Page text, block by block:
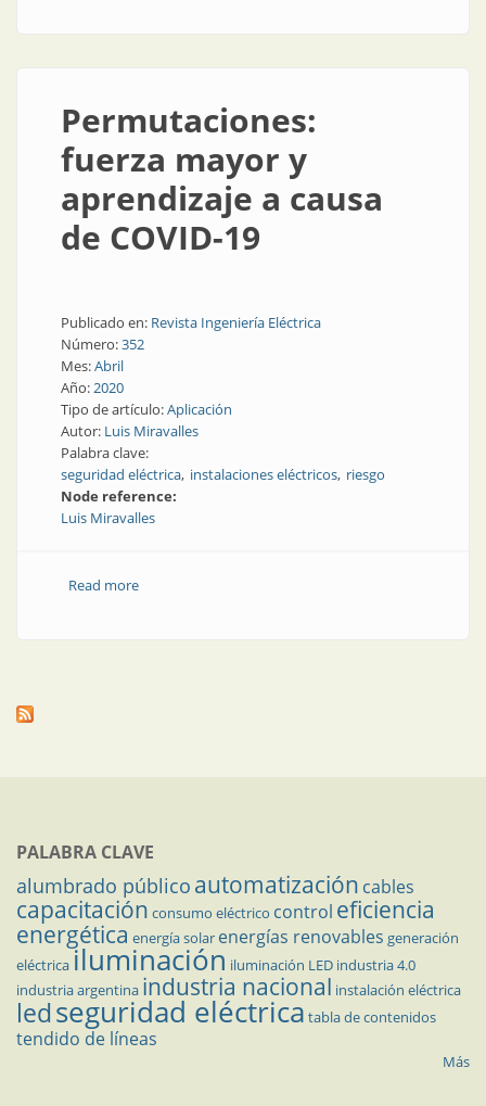
Permutaciones:
fuerza mayor y
aprendizaje a causa
de COVID-19
Publicado en: Revista Ingeniería Eléctrica
Número:352
Mes:Abril
Año:2020
Tipo de artículo:Aplicación
Autor: Luis Miravalles
Palabra clave:
seguridad eléctrica instalaciones eléctricos riesgo
Node reference:
Luis Miravalles
Read moreabout Permutaciones: fuerza mayor y aprendizaje a
PALABRA CLAVE
alumbrado público automatización cables
capacitación consumo eléctrico control eficiencia
energética energía solar energías renovables generación
eléctricailuminación iluminación LED industria 4.0
industria argentina industria nacional instalación eléctrica
ledseguridad eléctrica tabla de contenidos
tendido de líneas
Más